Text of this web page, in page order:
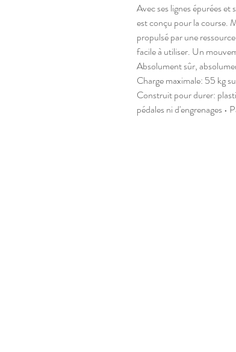
Avec ses lignes épurées
est conçu pour la course.
propulsé par une
facile à utiliser. Un
Absolument sûr,
Charge maximale: 55 kg
Construit pour durer:
pédales ni d'engrenages •